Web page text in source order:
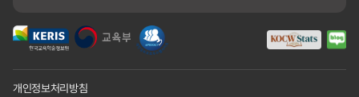
개인정보처리방침